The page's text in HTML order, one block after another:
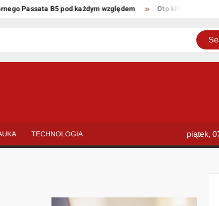
B5 pod każdym względem Oto kilka propozycji
TECHNOLOGIA piątek,